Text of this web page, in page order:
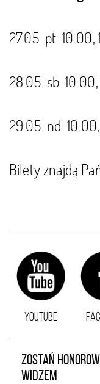
27.05 pt. 10:00,
28.05 sb. 10:00,
29.05 nd.
Bilety znajdą
YOUTUBE
ZOSTAŃ
WIDZEM